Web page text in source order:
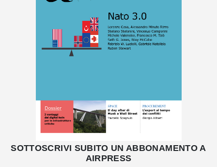
SOTTOSCRIVI SUBITO UN ABBONAMENTO A
AIRPRESS